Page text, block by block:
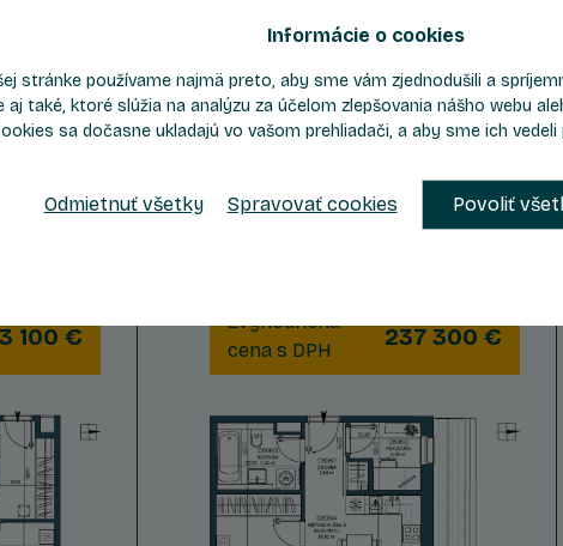
100 €
Byt C606
Podlažie 6
Zvýhodnená
cena s DPH
237 300 €
Informácie o cookies
stránke používame najmä preto, aby sme vám zjednodušili a
aj také, ktoré slúžia na analýzu za účelom zlepšovania nášho webu
sa dočasne ukladajú vo vašom prehliadači, a aby sme ich
Odmietnuť všetky Spravovať cookies Povoliť